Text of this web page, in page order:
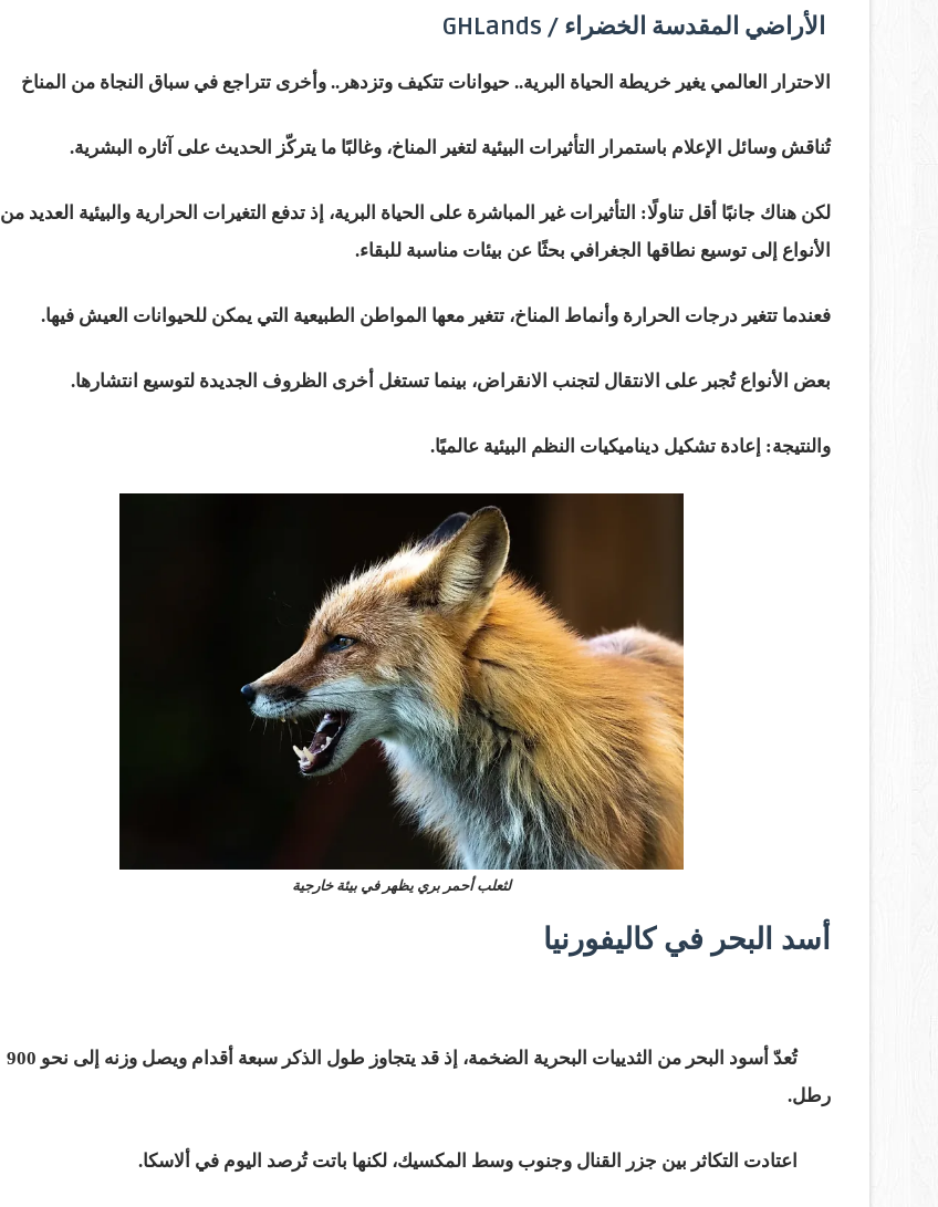
الأراضي المقدسة الخضراء / GHLands
الاحترار العالمي يغير خريطة الحياة البرية.. حيوانات تتكيف وتزدهر.. وأخرى تتراجع في سباق النجاة من المناخ
تُناقش وسائل الإعلام باستمرار التأثيرات البيئية لتغير المناخ، وغالبًا ما يتركّز الحديث على آثاره البشرية.
لكن هناك جانبًا أقل تناولًا: التأثيرات غير المباشرة على الحياة البرية، إذ تدفع التغيرات الحرارية والبيئية العديد من
الأنواع إلى توسيع نطاقها الجغرافي بحثًا عن بيئات مناسبة للبقاء.
فعندما تتغير درجات الحرارة وأنماط المناخ، تتغير معها المواطن الطبيعية التي يمكن للحيوانات العيش فيها.
بعض الأنواع تُجبر على الانتقال لتجنب الانقراض، بينما تستغل أخرى الظروف الجديدة لتوسيع انتشارها.
والنتيجة: إعادة تشكيل ديناميكيات النظم البيئية عالميًا.
لثعلب أحمر بري يظهر في بيئة خارجية
أسد البحر في كاليفورنيا
تُعدّ أسود البحر من الثدييات البحرية الضخمة، إذ قد يتجاوز طول الذكر سبعة أقدام ويصل وزنه إلى نحو 900
رطل.
اعتادت التكاثر بين جزر القنال وجنوب وسط المكسيك، لكنها باتت تُرصد اليوم في ألاسكا.